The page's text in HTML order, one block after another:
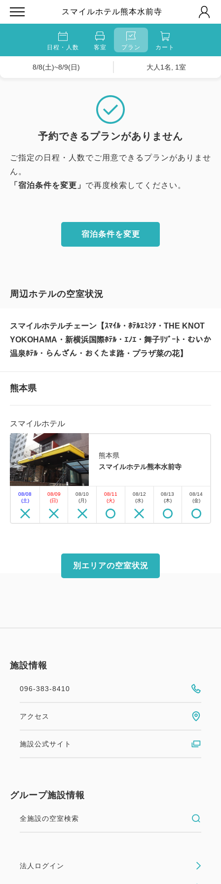
スマイルホテル熊本水前寺
日程・人数 客室 プラン カート
8/8(土)~8/9(日) 大人1名, 1室
予約できるプランがありません
ご指定の日程・人数でご用意できるプランがありませ
ん。
「宿泊条件を変更」 で再度検索してください。
宿泊条件を変更
周辺ホテルの空室状況
スマイルホテルチェーン【ｽﾏｲﾙ・ﾎﾃﾙｴﾐｼｱ・THE KNOT
YOKOHAMA・新横浜国際ﾎﾃﾙ・ｴﾉｴ・舞子ﾘｿﾞｰﾄ・むいか
温泉ﾎﾃﾙ・らんざん・おくたま路・プラザ菜の花】
熊本県
スマイルホテル
熊本県
スマイルホテル熊本水前寺
08/08
(土)
08/09
(日)
08/10
(月)
08/11
(火)
08/12
(水)
08/13
(木)
08/14
(金)
別エリアの空室状況
施設情報
096-383-8410
アクセス
施設公式サイト
グループ施設情報
全施設の空室検索
法人ログイン